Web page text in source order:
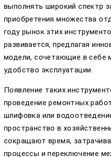
выполнять широкий спектр
приобретения множества
году рынок этих
развивается, предлагая
модели, сочетающие в себе
удобство эксплуатации.
Появление таких
проведение ремонтных
шлифовка или
пространство в
сокращают время,
процессы и переключение